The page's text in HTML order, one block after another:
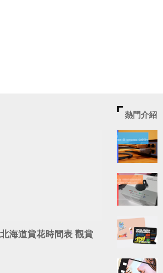
海道賞花時間表 觀賞
熱門介紹